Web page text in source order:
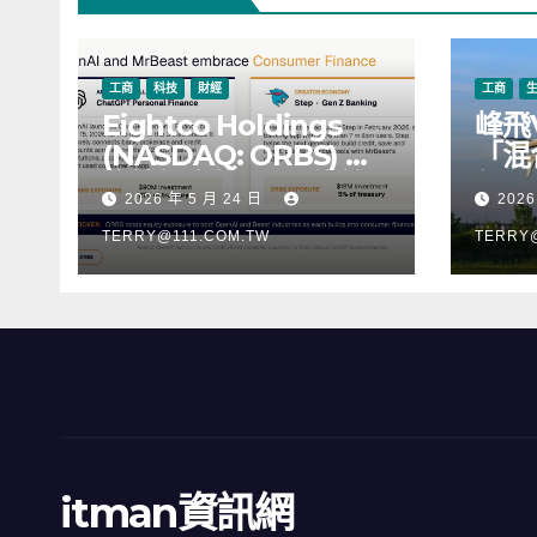
工商 科技 財經
Eightco Holdings
(NASDAQ: ORBS) 公
佈總持倉約 3.37 億美
元，涵蓋 OpenAI、
Beast Industries、超
過 11,000 枚以太幣
WLD 代幣
2026 年 5 月 24 日
TERRY@111.COM.TW
工商
峰
「混
行，
階段
2026
itman資訊網